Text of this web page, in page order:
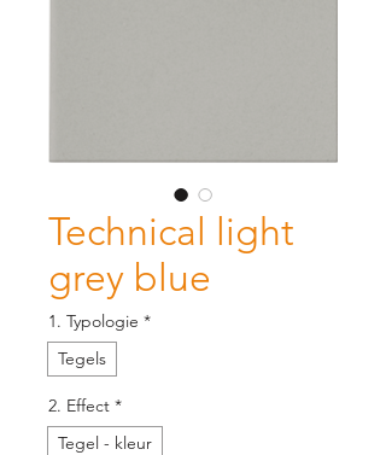
Technical light
grey blue
1. Typologie *
Tegels
2. Effect *
Tegel - kleur